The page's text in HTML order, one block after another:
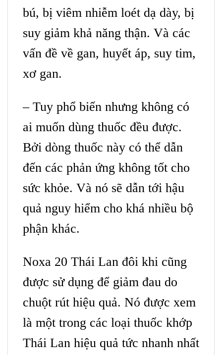
bú, bị viêm nhiễm loét dạ dày, bị
suy giảm khả năng thận. Và các
vấn đề về gan, huyết áp, suy tim,
xơ gan.
– Tuy phổ biến nhưng không có
ai muốn dùng thuốc đều được.
Bởi dòng thuốc này có thể dẫn
đến các phản ứng không tốt cho
sức khỏe. Và nó sẽ dẫn tới hậu
quả nguy hiểm cho khá nhiều bộ
phận khác.
Noxa 20 Thái Lan đôi khi cũng
được sử dụng để giảm đau do
chuột rút hiệu quả. Nó được xem
là một trong các loại thuốc khớp
Thái Lan hiệu quả tức nhanh nhất